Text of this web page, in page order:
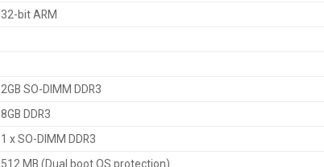
32-bit ARM
2GB SO-DIMM DDR3
8GB DDR3
1 x SO-DIMM DDR3
512 MB (Dual boot OS protection)